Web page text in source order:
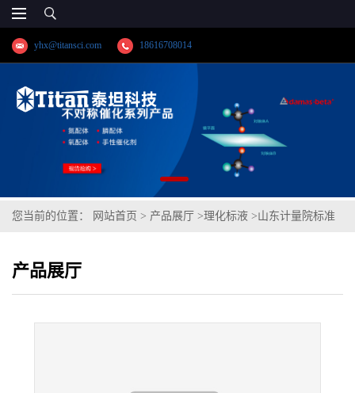
yhx@titansci.com 18616708014
您当前的位置： 网站首页 > 产品展厅 >理化标液 >山东计量院标准
产品展厅